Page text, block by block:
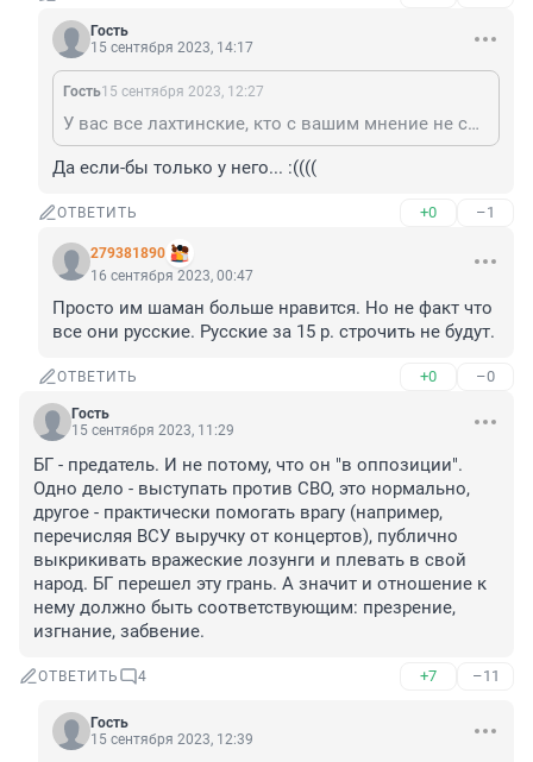
Гость
15 сентября 2023, 14:17
Гость15 сентября 2023, 12:27
У вас все лахтинские, кто с вашим мнение не согласен.
Да если-бы только у него... :((((
ОТВЕТИТЬ +0 –1
279381890
16 сентября 2023, 00:47
Просто им шаман больше нравится. Но не факт что
все они русские. Русские за 15 р. строчить не будут.
ОТВЕТИТЬ +0 –0
Гость
15 сентября 2023, 11:29
БГ - предатель. И не потому, что он "в оппозиции".
Одно дело - выступать против СВО, это нормально,
другое - практически помогать врагу (например,
перечисляя ВСУ выручку от концертов), публично
выкрикивать вражеские лозунги и плевать в свой
народ. БГ перешел эту грань. А значит и отношение к
нему должно быть соответствующим: презрение,
изгнание, забвение.
ОТВЕТИТЬ 4 +7 –11
Гость
15 сентября 2023, 12:39